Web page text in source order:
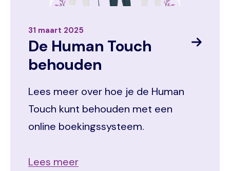
31 maart 2025
De Human Touch
behouden
Lees meer over hoe je de Human
Touch kunt behouden met een
online boekingssysteem.
Lees meer